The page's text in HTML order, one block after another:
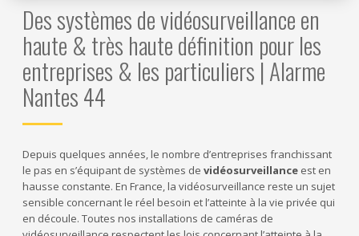
Des systèmes de vidéosurveillance en
haute & très haute définition pour les
entreprises & les particuliers | Alarme
Nantes 44
Depuis quelques années, le nombre d’entreprises franchissant
le pas en s’équipant de systèmes de vidéosurveillanceest en
hausse constante. En France, la vidéosurveillance reste un sujet
sensible concernant le réel besoin et l’atteinte à la vie privée qui
en découle. Toutes nos installations de caméras de